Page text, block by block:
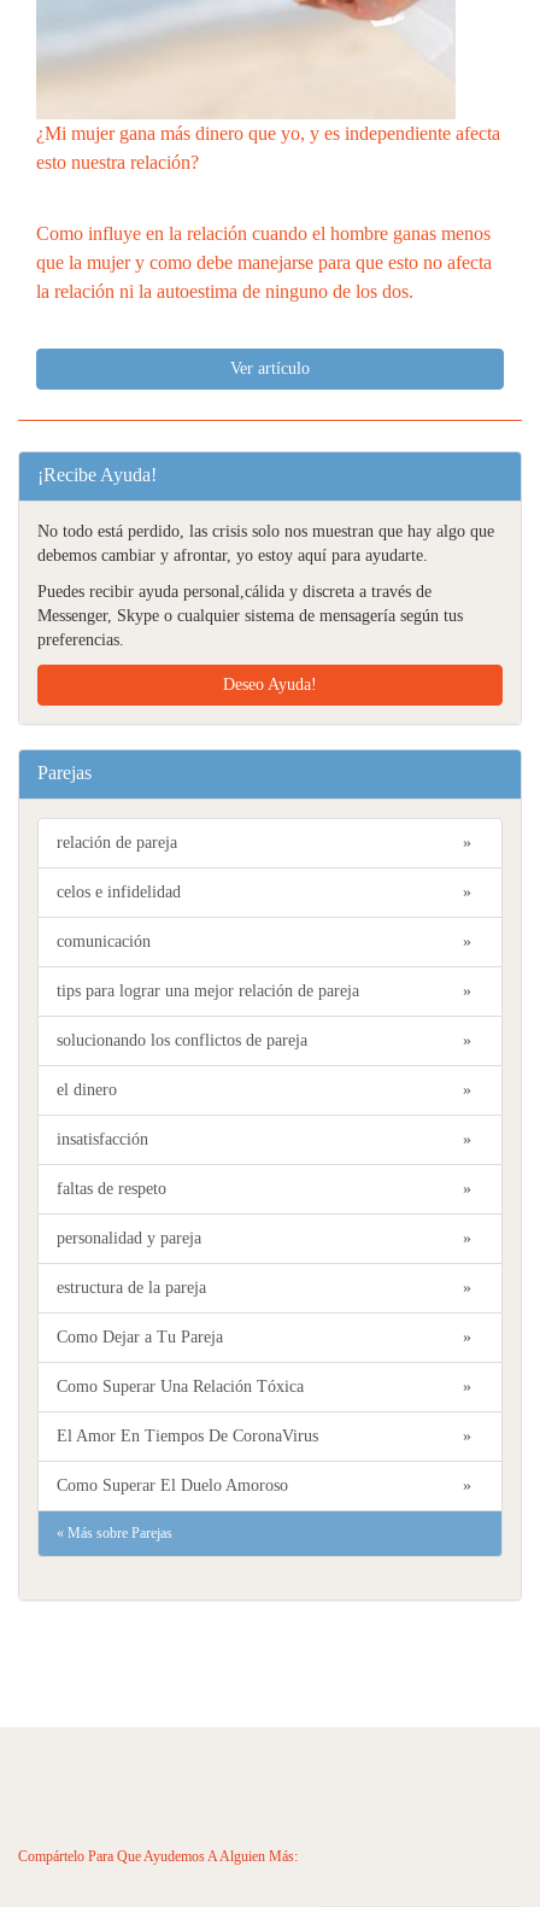
¿Mi mujer gana más dinero que yo, y es independiente afecta
esto nuestra relación?
Como influye en la relación cuando el hombre ganas menos
que la mujer y como debe manejarse para que esto no afecta
la relación ni la autoestima de ninguno de los dos.
Ver artículo
¡Recibe Ayuda!
No todo está perdido, las crisis solo nos muestran que hay algo que
debemos cambiar y afrontar, yo estoy aquí para ayudarte.
Puedes recibir ayuda personal,cálida y discreta a través de
Messenger, Skype o cualquier sistema de mensagería según tus
preferencias.
Deseo Ayuda!
Parejas
»
relación de pareja
»
celos e infidelidad
»
comunicación
»
tips para lograr una mejor relación de pareja
»
solucionando los conflictos de pareja
»
el dinero
»
insatisfacción
»
faltas de respeto
»
personalidad y pareja
»
estructura de la pareja
»
Como Dejar a Tu Pareja
»
Como Superar Una Relación Tóxica
»
El Amor En Tiempos De CoronaVirus
»
Como Superar El Duelo Amoroso
« Más sobre Parejas
Compártelo Para Que Ayudemos A Alguien Más: